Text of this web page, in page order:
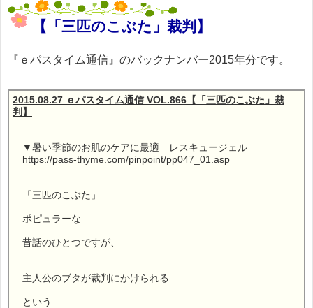
【「三匹のこぶた」裁判】
『ｅパスタイム通信』のバックナンバー2015年分です。
2015.08.27 ｅパスタイム通信 VOL.866【「三匹のこぶた」裁
判】
▼暑い季節のお肌のケアに最適 レスキュージェル
https://pass-thyme.com/pinpoint/pp047_01.asp
「三匹のこぶた」
ポピュラーな
昔話のひとつですが、
主人公のブタが裁判にかけられる
という